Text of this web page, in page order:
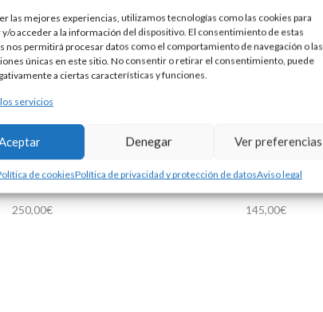
las mejores experiencias, utilizamos tecnologías como las cookies para
o acceder a la información del dispositivo. El consentimiento de estas
nos permitirá procesar datos como el comportamiento de navegación o las
únicas en este sitio. No consentir o retirar el consentimiento, puede
a ciertas características y funciones.
servicios
Aceptar Denegar Ver preferencias
de cookiesPolítica de privacidad y protección de datosAviso legal
250,00€
145,00€